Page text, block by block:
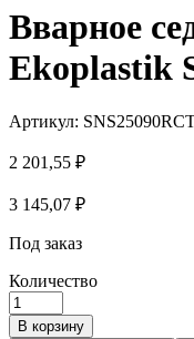
3
145,07 ₽.
Вварное
Ekoplastik
Артикул:
2 201,55 ₽
3 145,07 ₽
Под заказ
Количество
В корзину